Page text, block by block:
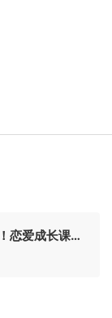
VOL.29敲黑板敲黑板！恋爱成长课题，必修！